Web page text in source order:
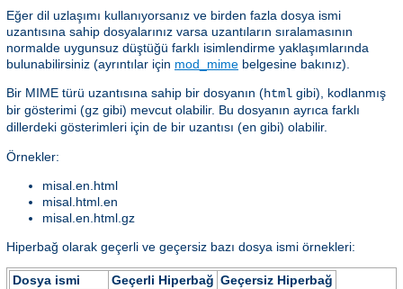
Eğer dil uzlaşımı kullanıyorsanız ve birden fazla dosya ismi
uzantısına sahip dosyalarınız varsa uzantıların sıralamasının
normalde uygunsuz düştüğü farklı isimlendirme yaklaşımlarında
bulunabilirsiniz (ayrıntılar için mod_mime belgesine bakınız).
Bir MIME türü uzantısına sahip bir dosyanın (html gibi), kodlanmış
bir gösterimi (gz gibi) mevcut olabilir. Bu dosyanın ayrıca farklı
dillerdeki gösterimleri için de bir uzantısı (en gibi) olabilir.
Örnekler:
misal.en.html
misal.html.en
misal.en.html.gz
Hiperbağ olarak geçerli ve geçersiz bazı dosya ismi örnekleri:
Dosya ismi Geçerli Hiperbağ Geçersiz Hiperbağ